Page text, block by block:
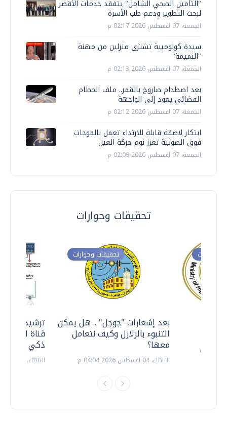
"التأمين الصحي الشامل" يتفقد خدمات الأقصر
لبحث التطوير ودعم طب الأسرة
الجمعة، 07 اغسطس 2026 02:17 م
سيدة كولومبية تشترى منزلين من مهنة
"النميمة"
الجمعة، 07 اغسطس 2026 02:13 م
بعد اصطدام صاروخ بالقمر.. ملف الحطام
الفضائي يعود إلى الواجهة
الجمعة، 07 اغسطس 2026 02:12 م
ابتكار لاصقة قابلة للارتداء تعمل بالموجات
فوق الصوتية تعزز نوم حركة العين
الجمعة، 07 اغسطس 2026 02:09 م
تحقيقات وحوارات
ترشيدا
قناة
ذكي
الثلاثاء، 14 يوليو 2026 06:11 م
تحقيقات وحوارات
بعد إشعارات "جوجل" .. هل يمكن
التنبوء بالزلازل وكيف نتعامل
معها؟
الثلاثاء، 04 اغسطس 2026 04:04 م
وحوارات